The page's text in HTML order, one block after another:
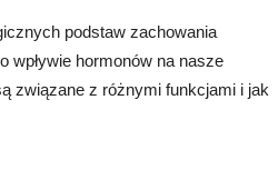
podstaw zachowania
wpływie hormonów na nasze
związane z różnymi funkcjami i jak